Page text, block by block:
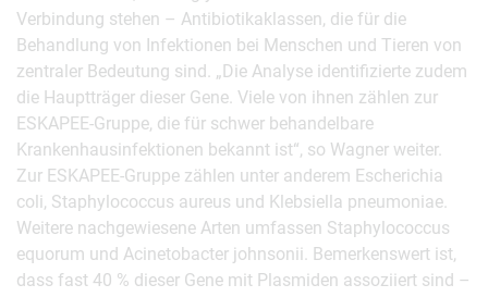
Verbindung stehen – Antibiotikaklassen, die für die
Behandlung von Infektionen bei Menschen und Tieren von
zentraler Bedeutung sind. „Die Analyse identifizierte zudem
die Hauptträger dieser Gene. Viele von ihnen zählen zur
ESKAPEE-Gruppe, die für schwer behandelbare
Krankenhausinfektionen bekannt ist“, so Wagner weiter.
Zur ESKAPEE-Gruppe zählen unter anderem Escherichia
coli, Staphylococcus aureus und Klebsiella pneumoniae.
Weitere nachgewiesene Arten umfassen Staphylococcus
equorum und Acinetobacter johnsonii. Bemerkenswert ist,
dass fast 40 % dieser Gene mit Plasmiden assoziiert sind –